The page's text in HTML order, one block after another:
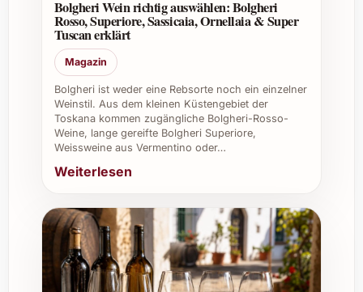
bleibt.
Weinkeller und Restaurants:
Begleitung zu speziellen Weinproben
oder als kreative Garnitur für edle
Drinks.
Firmenevents:Eindrucksvolle Give-
aways oder raffinierte Snacks, die Ihre
Wertschätzung gegenüber
Mitarbeitenden und Kunden zeigen.
Mit Fabio Coullet Orange Peels 2023 holen
Sie sich ein Stück Lebensfreude und
mediterrane Frische in Ihren Alltag – egal ob
privat oder beruflich. Geniessen Sie die feine
Fruchtigkeit und überraschen Sie Ihre
Bolgheri Wein richtig auswählen: Bolgheri
Rosso, Superiore, Sassicaia, Ornellaia & Super
Tuscan erklärt
Magazin
Bolgheri ist weder eine Rebsorte noch ein einzelner
Weinstil. Aus dem kleinen Küstengebiet der
Toskana kommen zugängliche Bolgheri-Rosso-
Weine, lange gereifte Bolgheri Superiore,
Weissweine aus Vermentino oder…
Weiterlesen